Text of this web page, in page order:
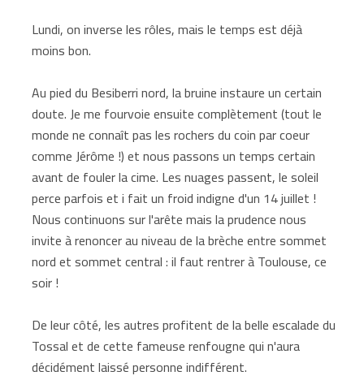
Lundi, on inverse les rôles, mais le temps est déjà
moins bon.
Au pied du Besiberri nord, la bruine instaure un certain
doute. Je me fourvoie ensuite complètement (tout le
monde ne connaît pas les rochers du coin par coeur
comme Jérôme !) et nous passons un temps certain
avant de fouler la cime. Les nuages passent, le soleil
perce parfois et i fait un froid indigne d'un 14 juillet !
Nous continuons sur l'arête mais la prudence nous
invite à renoncer au niveau de la brèche entre sommet
nord et sommet central : il faut rentrer à Toulouse, ce
soir !
De leur côté, les autres profitent de la belle escalade du
Tossal et de cette fameuse renfougne qui n'aura
décidément laissé personne indifférent.